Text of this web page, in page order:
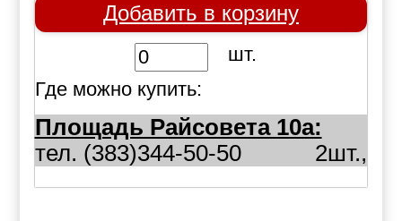
Добавить в корзину
шт.
Где можно купить:
Площадь Райсовета 10а:
2шт.,
тел. (383)344-50-50